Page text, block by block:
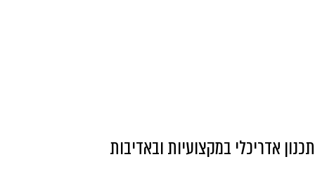
אדריכלי במקצועיות ובאדיבות